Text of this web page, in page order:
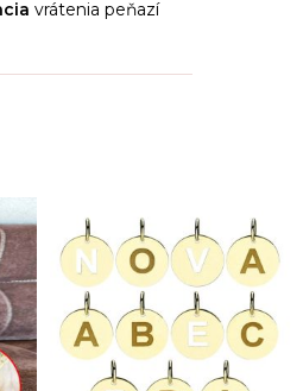
vrátenia peňazí